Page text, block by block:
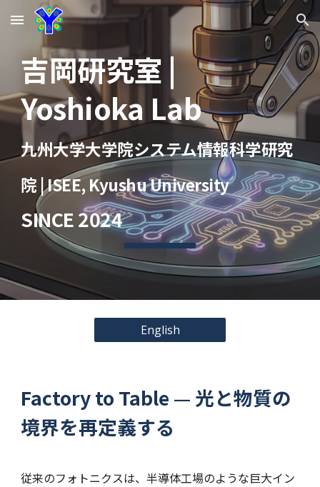
Skip to main content Skip to navigation
吉岡研究室 |
Yoshioka Lab
九州大学大学院システム情報科学研究
院 |ISEE, Kyushu University
SINCE 2024
English
Factory to Table — 光と物質の
境界を再定義する
従来のフォトニクスは、半導体工場のような巨大イン